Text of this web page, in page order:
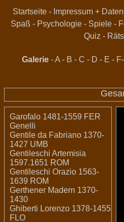
Startseite- Impressum +
Spaß - Psychologie- Spiele-
Quiz -
Galerie -A - B - C - D - E - F-
Garofalo 1481-1559 FER
Genelli
Gentile da Fabriano 1370-
1427 UMB
Gentileschi Artemisia
1597.1651 ROM
Gentileschi Orazio 1563-
1639 ROM
Gerthener Madern 1370-
1430
Ghiberti Lorenzo 1378-1455
FLO